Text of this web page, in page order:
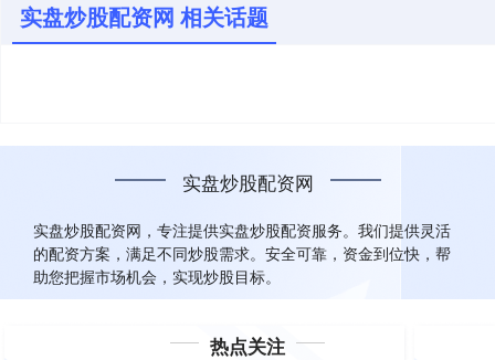
实盘炒股配资网 相关话题
实盘炒股配资网
实盘炒股配资网，专注提供实盘炒股配资服务。我们提供灵活
的配资方案，满足不同炒股需求。安全可靠，资金到位快，帮
助您把握市场机会，实现炒股目标。
热点关注